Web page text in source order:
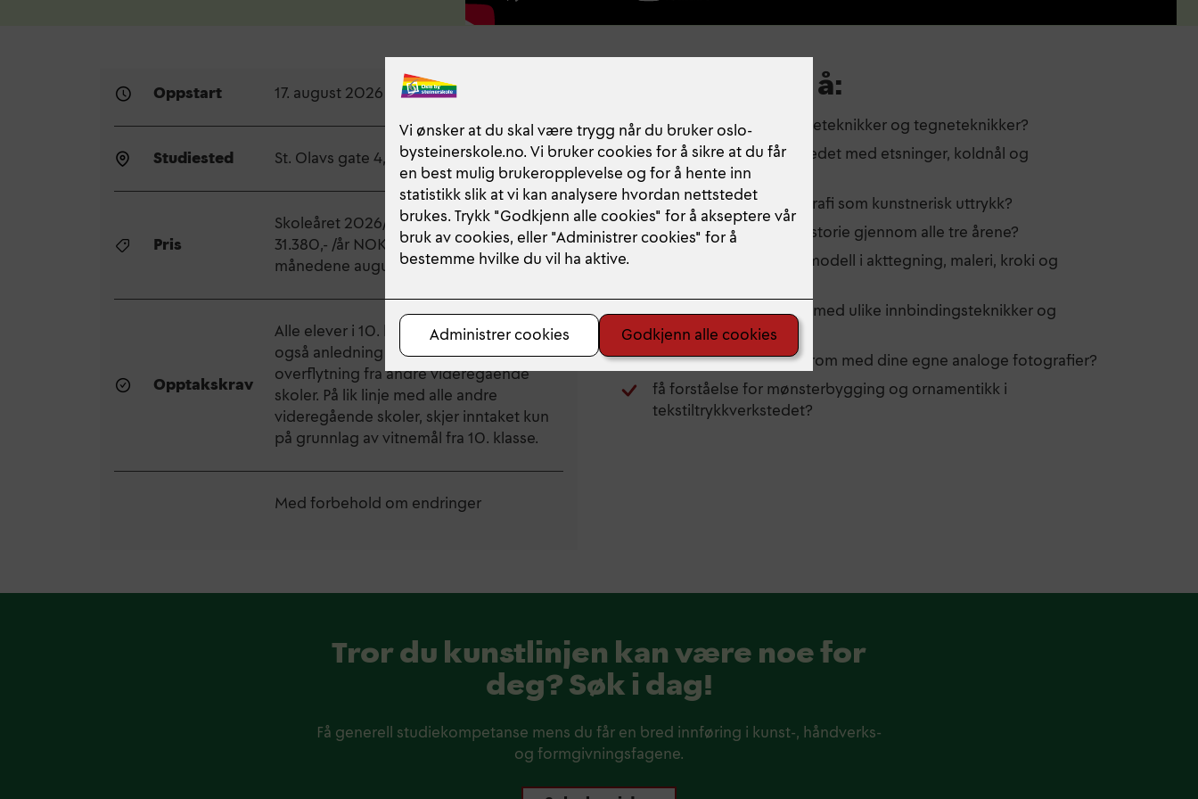
Oppstart 17. august 2026
Studiested St. Olavs gate 4, 0165 Oslo
Pris
Skoleåret 2026/2027
31.380,- /år NOK 3.138,- pr. måned i
månedene august t.o.m. mai
Opptakskrav
Alle elever i 10. klasse kan søke. Det er
også anledning for elever å søke
overflytning fra andre videregående
skoler. På lik linje med alle andre
videregående skoler, skjer inntaket kun
på grunnlag av vitnemål fra 10. klasse.
Med forbehold om endringer
Har du lyst til å:
lære en rekke ulike maleteknikker og tegneteknikker?
arbeide i grafikkverkstedet med etsninger, koldnål og
linoleumssnitt?
lære deg å bruke kalligrafi som kunstnerisk uttrykk?
få fordypning i kunsthistorie gjennom alle tre årene?
arbeide med levende modell i akttegning, maleri, kroki og
arbeide i bokbinderiet med ulike innbindingsteknikker og
Artists Books?
lære å arbeide i mørkerom med dine egne analoge fotografier?
få forståelse for mønsterbygging og ornamentikk i
tekstiltrykkverkstedet?
Tror du kunstlinjen kan være noe for
deg? Søk i dag!
Få generell studiekompetanse mens du får en bred innføring i kunst-, håndverks-
og formgivningsfagene.